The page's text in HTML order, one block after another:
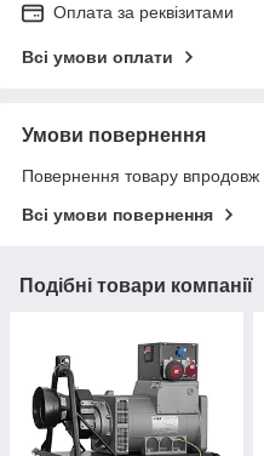
Оплата за реквізитами
Всі умови оплати
Умови повернення
Повернення товару впродовж
Всі умови повернення
Подібні товари компанії